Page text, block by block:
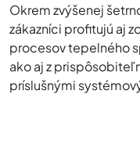
Okrem zvýšenej
zákazníci profitujú aj
procesov tepelného
ako aj z
príslušnými